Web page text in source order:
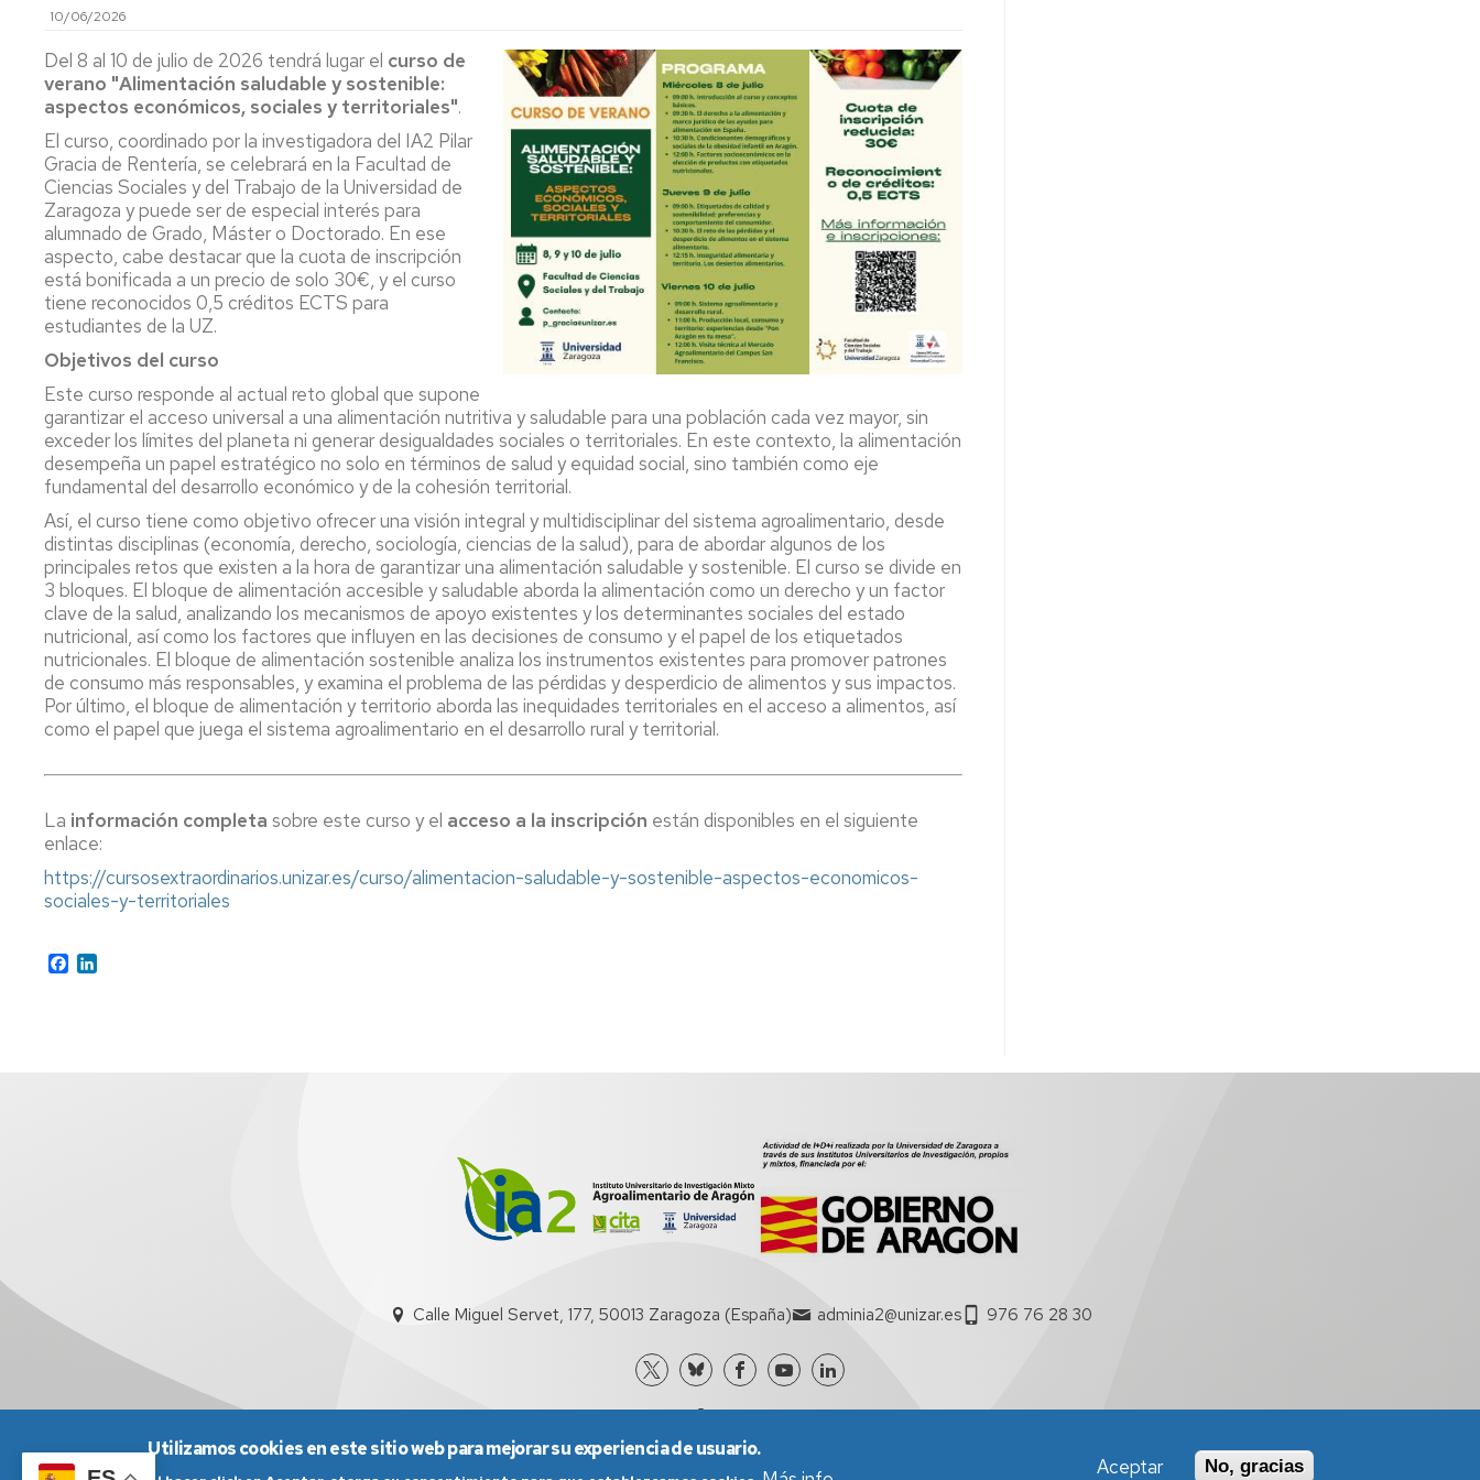
Proyectos
destacados
Cátedras
LEIs
Recursos
Infraestructuras
Laboratorios
singulares
(PFGE)
Identificación
microbiana
evaluación
sensibilidad
antibiótica
Secado
atomización,
encapsulación
de
partículas
Análisis
Nutricionales
PCR
a
tiempo
real
aplicada
al
sector
agroalimentario
Pódcast
Alimentando
tu
mente
11F
2026
-
"Ellas
investigan:
ciencia
con
voz
Apariciones
en
prensa
del
IA2
-
2025-
2027
Captación
de
talento
Concurso
Creaideas
LACASA
-
6
10/06/2026
Del 8 al 10 de julio de 2026 tendrá lugar el curso de
verano "Alimentación saludable y sostenible:
aspectos económicos, sociales y territoriales".
El curso, coordinado por la investigadora del IA2 Pilar
Gracia de Rentería, se celebrará en la Facultad de
Ciencias Sociales y del Trabajo de la Universidad de
Zaragoza y puede ser de especial interés para
alumnado de Grado, Máster o Doctorado. En ese
aspecto, cabe destacar que la cuota de inscripción
está bonificada a un precio de solo 30€, y el curso
tiene reconocidos 0,5 créditos ECTS para
estudiantes de la UZ.
Objetivos del curso
Este curso responde al actual reto global que supone
garantizar el acceso universal a una alimentación nutritiva y saludable para una población cada vez mayor, sin
exceder los límites del planeta ni generar desigualdades sociales o territoriales. En este contexto, la alimentación
desempeña un papel estratégico no solo en términos de salud y equidad social, sino también como eje
fundamental del desarrollo económico y de la cohesión territorial.
Así, el curso tiene como objetivo ofrecer una visión integral y multidisciplinar del sistema agroalimentario, desde
distintas disciplinas (economía, derecho, sociología, ciencias de la salud), para de abordar algunos de los
principales retos que existen a la hora de garantizar una alimentación saludable y sostenible. El curso se divide en
3 bloques. El bloque de alimentación accesible y saludable aborda la alimentación como un derecho y un factor
clave de la salud, analizando los mecanismos de apoyo existentes y los determinantes sociales del estado
nutricional, así como los factores que influyen en las decisiones de consumo y el papel de los etiquetados
nutricionales. El bloque de alimentación sostenible analiza los instrumentos existentes para promover patrones
de consumo más responsables, y examina el problema de las pérdidas y desperdicio de alimentos y sus impactos.
Por último, el bloque de alimentación y territorio aborda las inequidades territoriales en el acceso a alimentos, así
como el papel que juega el sistema agroalimentario en el desarrollo rural y territorial.
La información completa sobre este curso y el acceso a la inscripción están disponibles en el siguiente
enlace:
https://cursosextraordinarios.unizar.es/curso/alimentacion-saludable-y-sostenible-aspectos-economicos-
sociales-y-territoriales
Facebook
Calle Miguel Servet, 177, 50013 Zaragoza (España) adminia2@unizar.es 976 76 28 30
Utilizamos cookies en este sitio web para mejorar su experiencia de usuario.
Aceptar No, gracias